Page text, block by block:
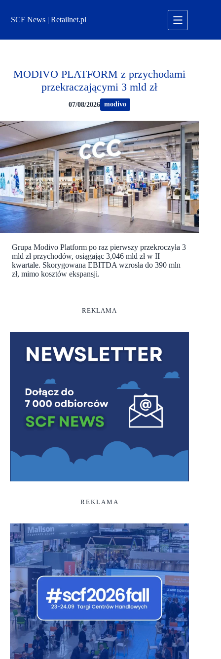
treściSCF News | Retailnet.pl
MODIVO PLATFORM z przychodami
przekraczającymi 3 mld zł
07/08/2026 modivo
Grupa Modivo Platform po raz pierwszy przekroczyła 3
mld zł przychodów, osiągając 3,046 mld zł w II
kwartale. Skorygowana EBITDA wzrosła do 390 mln
zł, mimo kosztów ekspansji.
REKLAMA
REKLAMA